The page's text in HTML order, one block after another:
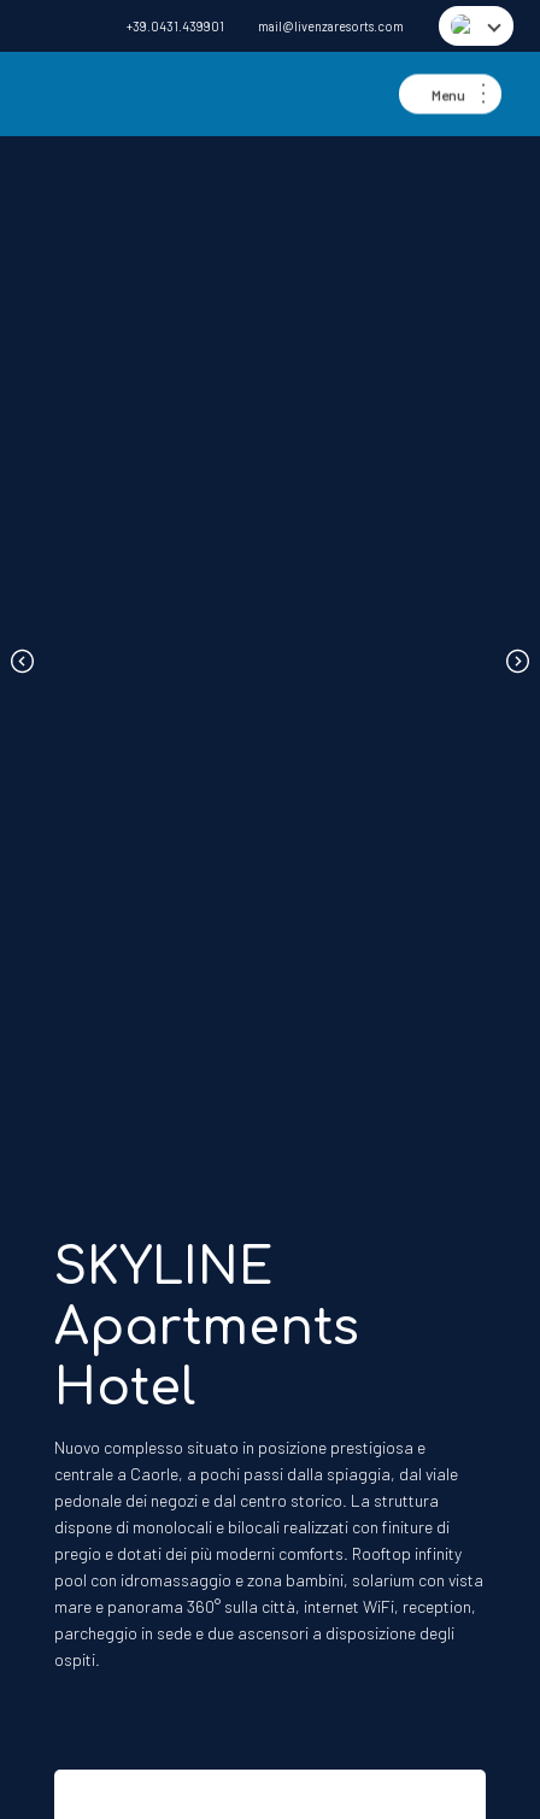
+39.0431.439901 mail@livenzaresorts.com
SKYLINE
Apartments
Hotel
Nuovo complesso situato in posizione prestigiosa e
centrale a Caorle, a pochi passi dalla spiaggia, dal viale
pedonale dei negozi e dal centro storico. La struttura
dispone di monolocali e bilocali realizzati con finiture di
pregio e dotati dei più moderni comforts. Rooftop infinity
pool con idromassaggio e zona bambini, solarium con vista
mare e panorama 360° sulla città, internet WiFi, reception,
parcheggio in sede e due ascensori a disposizione degli
ospiti.